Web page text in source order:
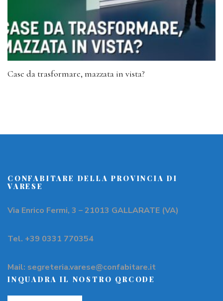
Case da trasformare, mazzata in vista?
CONFABITARE DELLA PROVINCIA DI
VARESE
Via Enrico Fermi, 3 – 21013 GALLARATE (VA)
Tel. +39 0331 770354
Mail: segreteria.varese@confabitare.it
INQUADRA IL NOSTRO QRCODE